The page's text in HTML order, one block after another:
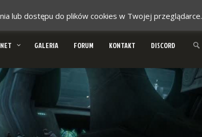
GALERIA FORUM KONTAKT DISCORD
lub dostępu do plików cookies w Twojej przeglądarce.